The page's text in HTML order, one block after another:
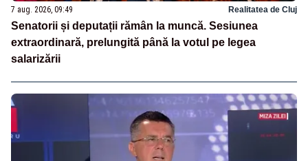
7 aug. 2026, 09:49 Realitatea de Cluj
Senatorii și deputații rămân la muncă. Sesiunea
extraordinară, prelungită până la votul pe legea
salarizării